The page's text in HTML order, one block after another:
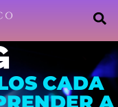
CADA
A